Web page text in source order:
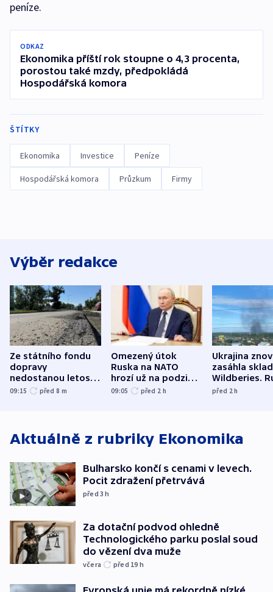
peníze.
ODKAZ
Ekonomika příští rok stoupne o 4,3 procenta,
porostou také mzdy, předpokládá
Hospodářská komora
ŠTÍTKY
Ekonomika Investice Peníze
Hospodářská komora Průzkum Firmy
Výběr redakce
Ze státního fondu
dopravy
nedostanou letos
kraje na silnice ani
09:15 před 8 m
Omezený útok
Ruska na NATO
hrozí už na podzim,
varují tajné služby
09:05 před 2 h
Ukrajina
zasáhla
Wildberies.
útočili v
před 2h
Aktuálně z rubriky Ekonomika
Bulharsko končí s cenami v levech.
Pocit zdražení přetrvává
před 3h
Za dotační podvod ohledně
Technologického parku poslal soud
do vězení dva muže
včera před 19 h